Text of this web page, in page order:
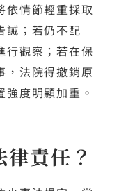
依情節輕重採取
誡；若仍不配
行觀察；若在保
，法院得撤銷原
度明顯加重。
責任？